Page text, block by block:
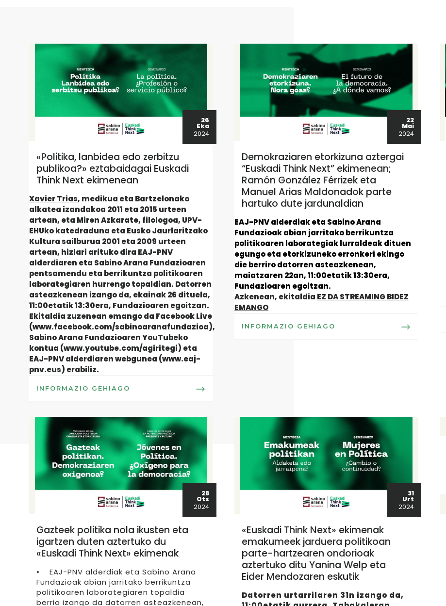
26
Eka
2024
«Politika, lanbidea edo zerbitzu
publikoa?» eztabaidagai Euskadi
Think Next ekimenean
Xavier Trias, medikua eta Bartzelonako
alkatea izandakoa 2011 eta 2015 urteen
artean, eta Miren Azkarate, filologoa, UPV-
EHUko katedraduna eta Eusko Jaurlaritzako
Kultura sailburua 2001 eta 2009 urteen
artean, hizlari arituko dira EAJ-PNV
alderdiaren eta Sabino Arana Fundazioaren
pentsamendu eta berrikuntza politikoaren
laborategiaren hurrengo topaldian. Datorren
asteazkenean izango da, ekainak 26 dituela,
11:00etatik 13:30era, Fundazioaren egoitzan.
Ekitaldia zuzenean emango da Facebook Live
(www.facebook.com/sabinoaranafundazioa),
Sabino Arana Fundazioaren YouTubeko
kontua (www.youtube.com/agiritegi) eta
EAJ-PNV alderdiaren webgunea (www.eaj-
pnv.eus) erabiliz.
INFORMAZIO GEHIAGO
22
Mai
2024
Demokraziaren etorkizuna aztergai
“Euskadi Think Next” ekimenean;
Ramón González Férrizek eta
Manuel Arias Maldonadok parte
hartuko dute jardunaldian
EAJ-PNV alderdiak eta Sabino Arana
Fundazioak abian jarritako berrikuntza
politikoaren laborategiak lurraldeak dituen
egungo eta etorkizuneko erronkeri ekingo
die berriro datorren asteazkenean,
maiatzaren 22an, 11:00etatik 13:30era,
Fundazioaren egoitzan.
Azkenean, ekitaldia EZ DA STREAMING BIDEZ
EMANGO
INFORMAZIO GEHIAGO
28
Ots
2024
Gazteek politika nola ikusten eta
igartzen duten aztertuko du
«Euskadi Think Next» ekimenak
• EAJ-PNV alderdiak eta Sabino Arana
Fundazioak abian jarritako berrikuntza
politikoaren laborategiaren topaldia
berria izango da datorren asteazkenean,
31
Urt
2024
«Euskadi Think Next» ekimenak
emakumeek jarduera politikoan
parte-hartzearen ondorioak
aztertuko ditu Yanina Welp eta
Eider Mendozaren eskutik
Datorren urtarrilaren 31n izango da,